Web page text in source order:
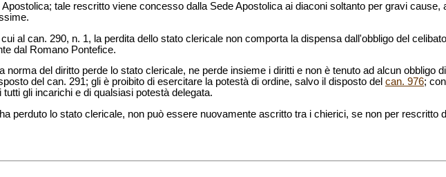
tale rescritto viene concesso dalla Sede Apostolica ai diaconi soltanto per gravi cause,
al can. 290, n. 1, la perdita dello stato clericale non comporta la dispensa dall'obbligo del
dal Romano Pontefice.
norma del diritto perde lo stato clericale, ne perde insieme i diritti e non è tenuto ad alcun obbligo
del can. 291; gli è proibito di esercitare la potestà di ordine, salvo il disposto del can. 976;
gli incarichi e di qualsiasi potestà delegata.
perduto lo stato clericale, non può essere nuovamente ascritto tra i chierici, se non per rescritto